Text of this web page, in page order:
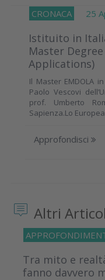
CRONACA 25
Istituito in
Master
Applications)
Il Master EMDOLA
Paolo Vescovi
prof. Umberto
Sapienza.Lo
Approfondisci
Altri
Tra mito e
fanno davvero